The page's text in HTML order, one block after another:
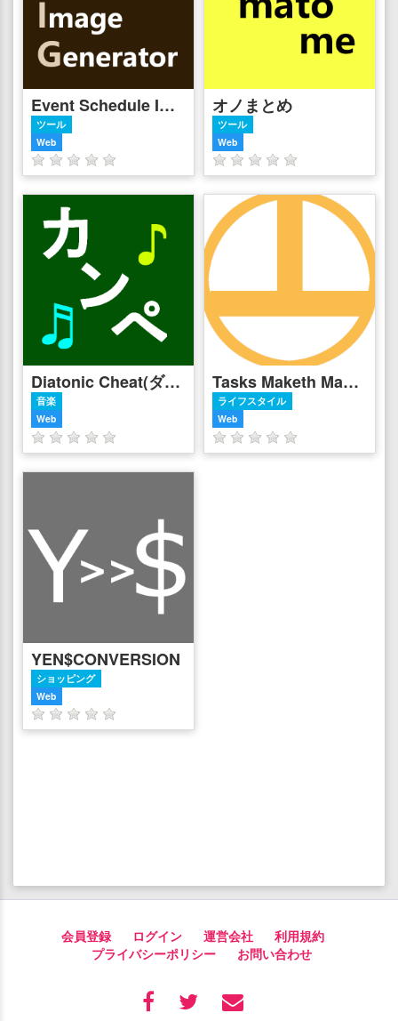
Event Schedule Image Generator
ツール
Web
オノまとめ
ツール
Web
Diatonic Cheat(ダイアトニックチート)
音楽
Web
Tasks Maketh Man List
ライフスタイル
Web
YEN$CONVERSION
ショッピング
Web
会員登録 ログイン 運営会社
利用規約
プライバシーポリシー
お問い合わせ